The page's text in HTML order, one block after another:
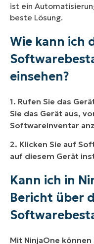
ist ein
beste Lösung.
Wie kann ich
einsehen?
1. Rufen Sie das
Sie das Gerät aus,
Softwareinventar
2. Klicken Sie auf
auf diesem Gerät
Kann ich in
Bericht über
Mit NinjaOne können